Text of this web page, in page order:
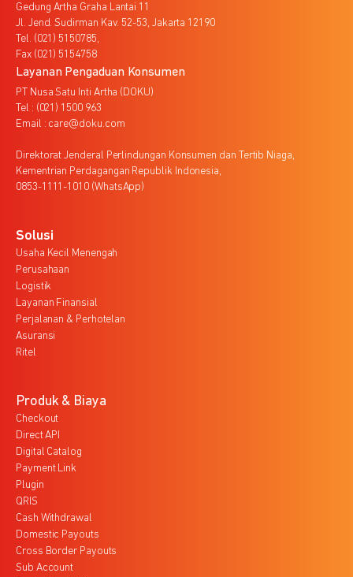
Gedung Artha Graha Lantai 11
Jl. Jend. Sudirman Kav. 52-53, Jakarta 12190
Tel. (021) 5150785,
Fax (021) 5154758
Layanan Pengaduan Konsumen
PT Nusa Satu Inti Artha (DOKU)
Tel : (021) 1500 963
Email : care@doku.com
Direktorat Jenderal Perlindungan Konsumen dan Tertib Niaga,
Kementrian Perdagangan Republik Indonesia,
0853-1111-1010 (WhatsApp)
Solusi
Usaha Kecil Menengah
Perusahaan
Logistik
Layanan Finansial
Perjalanan & Perhotelan
Asuransi
Ritel
Produk & Biaya
Checkout
Direct API
Digital Catalog
Payment Link
Plugin
QRIS
Cash Withdrawal
Domestic Payouts
Cross Border Payouts
Sub Account